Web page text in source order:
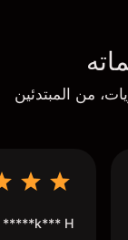
من المبتدئين
k*** H*****